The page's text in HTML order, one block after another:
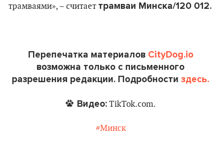
трамваями», – считает трамваи Минска/120 012.
Перепечатка материалов CityDog.io
возможна только с письменного
разрешения редакции. Подробности здесь.
Видео:TikTok.com.
#Минск